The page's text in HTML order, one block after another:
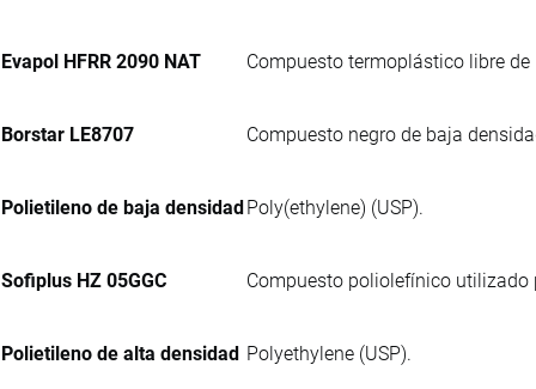
Evapol HFRR 2090 NAT Compuesto termoplástico libre
Borstar LE8707 Compuesto negro de baja
Polietileno de baja densidad Poly(ethylene) (USP).
Sofiplus HZ 05GGC Compuesto poliolefínico utilizado
Polietileno de alta densidad Polyethylene (USP).